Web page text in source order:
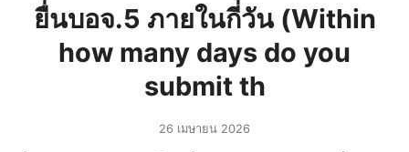
ยื่นบอจ.5 ภายในกี่วัน (Within
how many days do you
submit th
26 เมษายน 2026